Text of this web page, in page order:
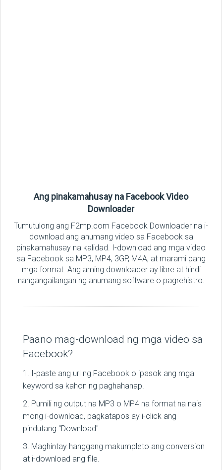
Ang pinakamahusay na Facebook Video
Downloader
Tumutulong ang F2mp.com Facebook Downloader na i-
download ang anumang video sa Facebook sa
pinakamahusay na kalidad. I-download ang mga video
sa Facebook sa MP3, MP4, 3GP, M4A, at marami pang
mga format. Ang aming downloader ay libre at hindi
nangangailangan ng anumang software o pagrehistro.
Paano mag-download ng mga video sa
Facebook?
1. I-paste ang url ng Facebook o ipasok ang mga
keyword sa kahon ng paghahanap.
2. Pumili ng output na MP3 o MP4 na format na nais
mong i-download, pagkatapos ay i-click ang
pindutang "Download".
3. Maghintay hanggang makumpleto ang conversion
at i-download ang file.